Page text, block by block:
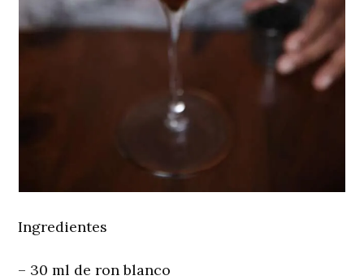
Ingredientes
– 30 ml de ron blanco